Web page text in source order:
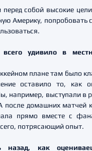
собой высокие
Америку,
удивило в
плане там было
оставило то, как
например, выступали в
после домашних матчей
прямо вместе с
потрясающий опыт.
назад, как